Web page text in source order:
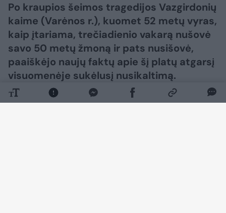
Po kraupios šeimos tragedijos Vazgirdonių
kaime (Varėnos r.), kuomet 52 metų vyras,
kaip įtariama, trečiadienio vakarą nušovė
savo 50 metų žmoną ir pats nusišovė,
paaiškėjo naujų faktų apie šį platų atgarsį
visuomenėje sukėlusį nusikaltimą.